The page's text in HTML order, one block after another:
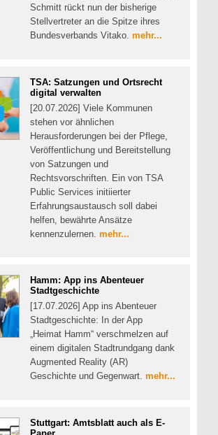
Schmitt rückt nun der bisherige
Stellvertreter an die Spitze ihres
Bundesverbands Vitako. mehr...
TSA: Satzungen und Ortsrecht
digital verwalten
[20.07.2026] Viele Kommunen
stehen vor ähnlichen
Herausforderungen bei der Pflege,
Veröffentlichung und Bereitstellung
von Satzungen und
Rechtsvorschriften. Ein von TSA
Public Services initiierter
Erfahrungsaustausch soll dabei
helfen, bewährte Ansätze
kennenzulernen. mehr...
Hamm: App ins Abenteuer
Stadtgeschichte
[17.07.2026] App ins Abenteuer
Stadtgeschichte: In der App
„Heimat Hamm“ verschmelzen auf
einem digitalen Stadtrundgang dank
Augmented Reality (AR)
Geschichte und Gegenwart. mehr...
Stuttgart: Amtsblatt auch als E-